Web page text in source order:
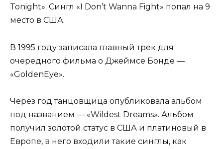
Tonight». Сингл «I Don’t Wanna Fight» попал на 9
место в США.
В 1995 году записала главный трек для
очередного фильма о Джеймсе Бонде —
«GoldenEye».
Через год танцовщица опубликовала альбом
под названием — «Wildest Dreams». Альбом
получил золотой статус в США и платиновый в
Европе, в него входили такие синглы, как